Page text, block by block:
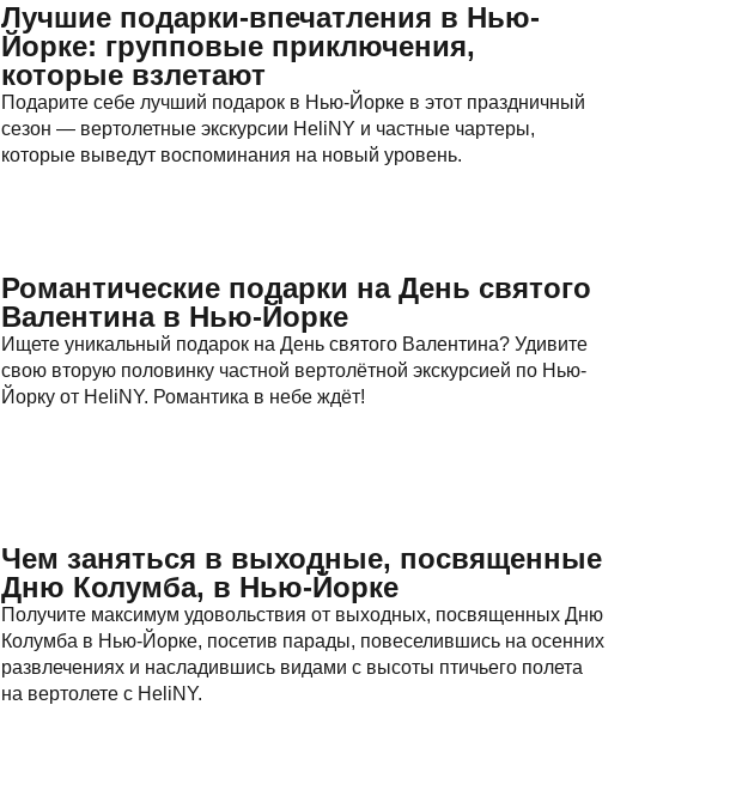
Лучшие подарки-впечатления в Нью-
Йорке: групповые приключения,
которые взлетают
Подарите себе лучший подарок в Нью-Йорке в этот праздничный
сезон — вертолетные экскурсии HeliNY и частные чартеры,
которые выведут воспоминания на новый уровень.
Романтические подарки на День святого
Валентина в Нью-Йорке
Ищете уникальный подарок на День святого Валентина? Удивите
свою вторую половинку частной вертолётной экскурсией по Нью-
Йорку от HeliNY. Романтика в небе ждёт!
Чем заняться в выходные, посвященные
Дню Колумба, в Нью-Йорке
Получите максимум удовольствия от выходных, посвященных Дню
Колумба в Нью-Йорке, посетив парады, повеселившись на осенних
развлечениях и насладившись видами с высоты птичьего полета
на вертолете с HeliNY.